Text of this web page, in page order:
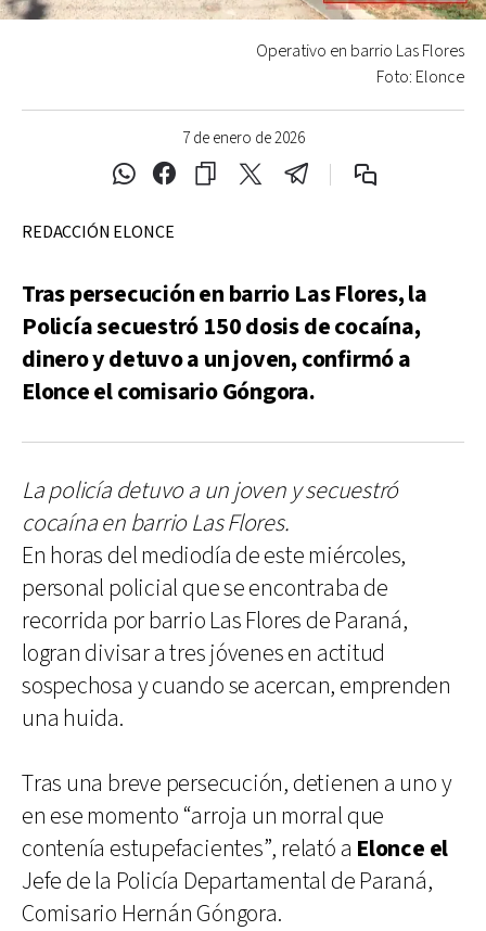
7 de enero de 2026
Operativo en barrio Las Flores
Foto: Elonce
REDACCIÓN ELONCE
Tras persecución en barrio Las Flores, la
Policía secuestró 150 dosis de cocaína,
dinero y detuvo a un joven, confirmó a
Elonce el comisario Góngora.
La policía detuvo a un joven y secuestró
cocaína en barrio Las Flores.
En horas del mediodía de este miércoles,
personal policial que se encontraba de
recorrida por barrio Las Flores de Paraná,
logran divisar a tres jóvenes en actitud
sospechosa y cuando se acercan, emprenden
una huida.
Tras una breve persecución, detienen a uno y
en ese momento “arroja un morral que
contenía estupefacientes”, relató a Elonce el
Jefe de la Policía Departamental de Paraná,
Comisario Hernán Góngora.